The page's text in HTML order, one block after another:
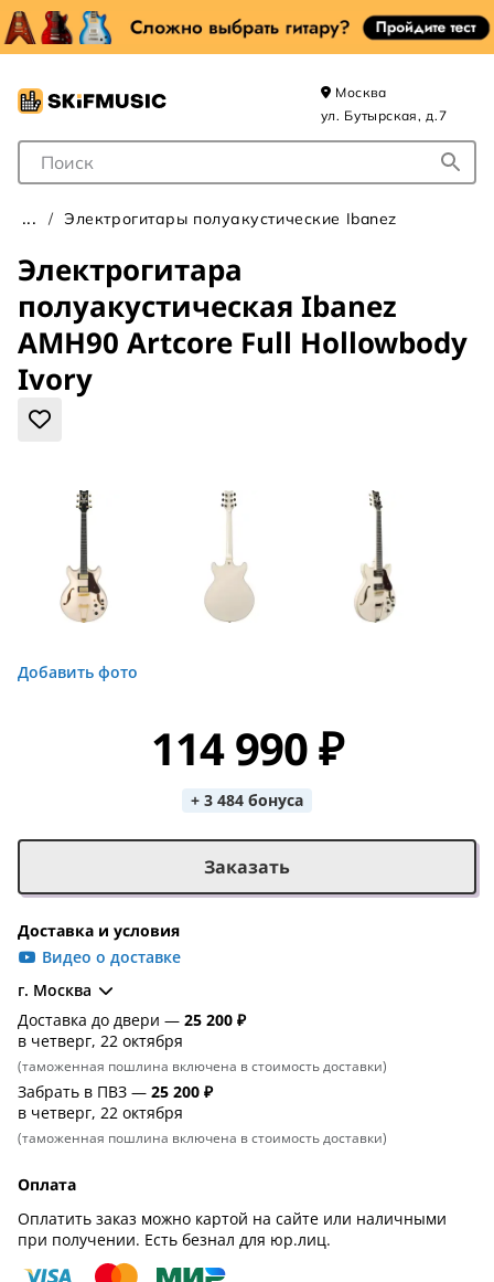
Поле для Поиска
Москва
ул. Бутырская, д.7
Электрогитары полуакустические Ibanez
Электрогитара
полуакустическая Ibanez
AMH90 Artcore Full Hollowbody
Ivory
Добавить фото
114 990 ₽
+ 3 484 бонуса
Заказать
Доставка и условия
Видео о доставке
г. Москва
Доставка до двери — 25 200 ₽
в четверг, 22 октября
(таможенная пошлина включена в стоимость доставки)
Забрать в ПВЗ — 25 200 ₽
в четверг, 22 октября
(таможенная пошлина включена в стоимость доставки)
Оплата
Оплатить заказ можно картой на сайте или наличными
при получении. Есть безнал для юр.лиц.